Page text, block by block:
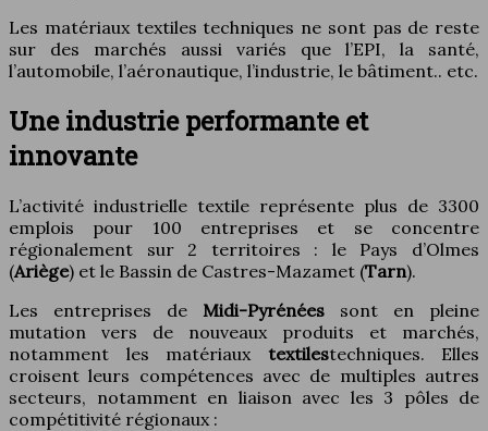
Les matériaux textiles techniques ne sont pas de reste
sur des marchés aussi variés que l’EPI, la santé,
l’automobile, l’aéronautique, l’industrie, le bâtiment.. etc.
Une industrie performante et
innovante
L’activité industrielle textile représente plus de 3300
emplois pour 100 entreprises et se concentre
régionalement sur 2 territoires : le Pays d’Olmes
(Ariège) et le Bassin de Castres-Mazamet (Tarn).
Les entreprises de Midi-Pyrénées sont en pleine
mutation vers de nouveaux produits et marchés,
notamment les matériaux textilestechniques. Elles
croisent leurs compétences avec de multiples autres
secteurs, notamment en liaison avec les 3 pôles de
compétitivité régionaux :